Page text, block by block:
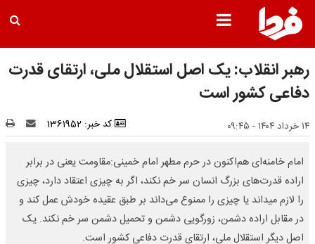
رهبر انقلاب: یک اصل استقلال ملی، ارتقای قدرت
دفاعی کشور است
۱۴ خرداد ۱۴۰۴ - ۰۹:۴۵ کد خبر: 1361952
امام خامنه‌ای هم‌اکنون در حرم مطهر امام خمینی:مقاومت یعنی در برابر
اراده قدرت‌های بزرگ انسان سر خم نکند، اگر به چیزی اعتقاد دارد، چیزی
را لازم میداند یا چیزی را ممنوع می‌داند بر طبق عقیده خودش عمل کند و
در مقابل اراده دشمن، زورگویی دشمن و تحمیل دشمن سر خم نکند. یک
اصل دیگر استقلال ملی، ارتقای قدرت دفاعی کشور است.